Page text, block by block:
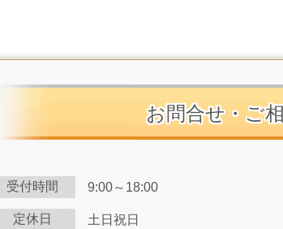
お問合せ・ご
受付時間 9:00～18:00
定休日 土日祝日